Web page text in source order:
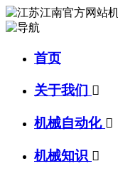
首页
关于我们 
机械自动化 
机械知识 